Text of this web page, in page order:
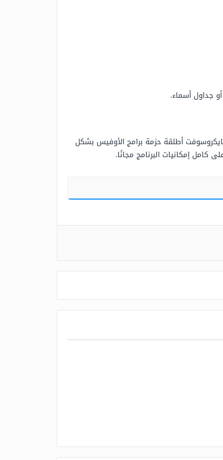
جداول أسماء.
أطلقة حزمة برامج الأوفيس بشكل
كامل إمكانيات البرنامج مجانًا.